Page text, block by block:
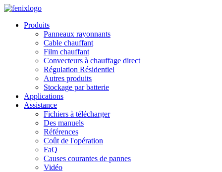
Skip to main content
Produits
Panneaux rayonnants
Cable chauffant
Film chauffant
Convecteurs à chauffage direct
Régulation Résidentiel
Autres produits
Stockage par batterie
Applications
Assistance
Fichiers à télécharger
Des manuels
Références
Coût de l'opération
FaQ
Causes courantes de pannes
Vidéo